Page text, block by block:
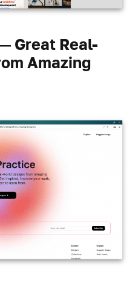
Great Real-
Amazing